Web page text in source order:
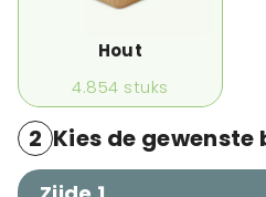
Hout
4.854 stuks
2 Kies de gewenste